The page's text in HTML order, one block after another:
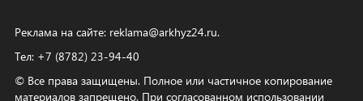
Реклама на сайте: reklama@arkhyz24.ru.
Тел: +7 (8782) 23‑94‑40
© Все права защищены. Полное или частичное копирование
материалов запрещено. При согласованном использовании